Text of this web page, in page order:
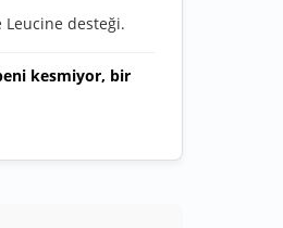
desteği.
kesmiyor, bir